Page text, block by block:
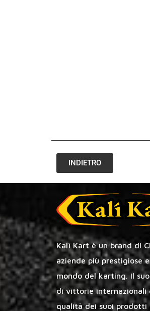
INDIETRO
Kalì Kart è un brand di
aziende più prestigiose
mondo del karting. Il
di vittorie internazionali
qualità dei suoi prodotti